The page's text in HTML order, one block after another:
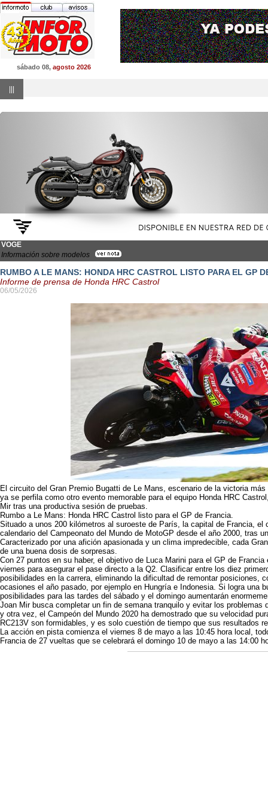
sábado 08, agosto 2026
VOGE
Información sobre modelos
RUMBO A LE MANS: HONDA HRC CASTROL LISTO PARA EL GP
Informe de prensa de Honda HRC Castrol
06/05/2026
El circuito del Gran Premio Bugatti de Le Mans, escenario de la victoria
ya se perfila como otro evento memorable para el equipo Honda HRC
Mir tras una productiva sesión de pruebas.
Rumbo a Le Mans: Honda HRC Castrol listo para el GP de Francia.
Situado a unos 200 kilómetros al suroeste de París, la capital de Francia, el
calendario del Campeonato del Mundo de MotoGP desde el año 2000, tras
Caracterizado por una afición apasionada y un clima impredecible, cada
de una buena dosis de sorpresas.
Con 27 puntos en su haber, el objetivo de Luca Marini para el GP de
viernes para asegurar el pase directo a la Q2. Clasificar entre los diez
posibilidades en la carrera, eliminando la dificultad de remontar posiciones,
ocasiones el año pasado, por ejemplo en Hungría e Indonesia. Si logra una
posibilidades para las tardes del sábado y el domingo aumentarán
Joan Mir busca completar un fin de semana tranquilo y evitar los problemas
y otra vez, el Campeón del Mundo 2020 ha demostrado que su velocidad
RC213V son formidables, y es solo cuestión de tiempo que sus resultados
La acción en pista comienza el viernes 8 de mayo a las 10:45 hora local,
Francia de 27 vueltas que se celebrará el domingo 10 de mayo a las 14:00